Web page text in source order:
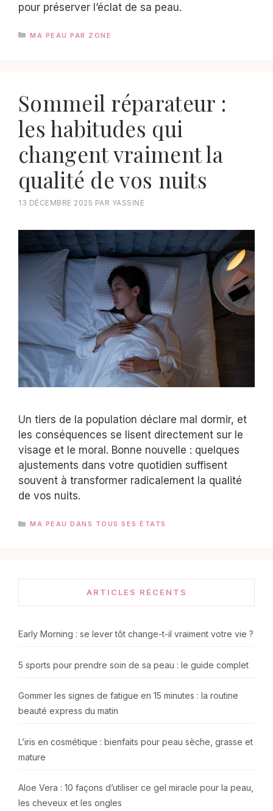
pour préserver l’éclat de sa peau.
CATÉGORIES
MA PEAU PAR ZONE
Sommeil réparateur :
les habitudes qui
changent vraiment la
qualité de vos nuits
13 DÉCEMBRE 2025 PAR YASSINE
Un tiers de la population déclare mal dormir, et
les conséquences se lisent directement sur le
visage et le moral. Bonne nouvelle : quelques
ajustements dans votre quotidien suffisent
souvent à transformer radicalement la qualité
de vos nuits.
CATÉGORIES
MA PEAU DANS TOUS SES ÉTATS
ARTICLES RÉCENTS
Early Morning : se lever tôt change-t-il vraiment votre vie ?
5 sports pour prendre soin de sa peau : le guide complet
Gommer les signes de fatigue en 15 minutes : la routine
beauté express du matin
L’iris en cosmétique : bienfaits pour peau sèche, grasse et
mature
Aloe Vera : 10 façons d’utiliser ce gel miracle pour la peau,
les cheveux et les ongles